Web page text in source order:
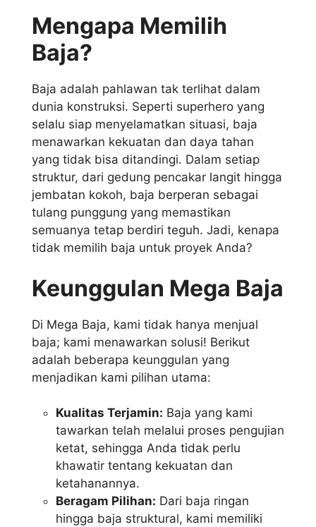
Mengapa Memilih
Baja?
Baja adalah pahlawan tak terlihat dalam
dunia konstruksi. Seperti superhero yang
selalu siap menyelamatkan situasi, baja
menawarkan kekuatan dan daya tahan
yang tidak bisa ditandingi. Dalam setiap
struktur, dari gedung pencakar langit hingga
jembatan kokoh, baja berperan sebagai
tulang punggung yang memastikan
semuanya tetap berdiri teguh. Jadi, kenapa
tidak memilih baja untuk proyek Anda?
Keunggulan Mega Baja
Di Mega Baja, kami tidak hanya menjual
baja; kami menawarkan solusi! Berikut
adalah beberapa keunggulan yang
menjadikan kami pilihan utama:
Kualitas Terjamin: Baja yang kami
tawarkan telah melalui proses pengujian
ketat, sehingga Anda tidak perlu
khawatir tentang kekuatan dan
ketahanannya.
Beragam Pilihan: Dari baja ringan
hingga baja struktural, kami memiliki